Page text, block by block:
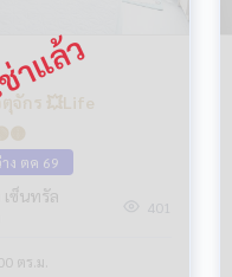
ตุจักร 💥Life
าง ตค 69
ซ็นทรัล
401
ตร.ม.